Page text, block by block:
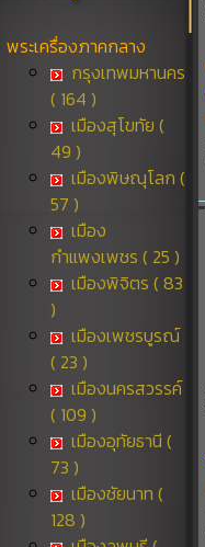
พระเครื่องภาคกลาง
กรุงเทพมหานคร
( 164 )
เมืองสุโขทัย (
49 )
เมืองพิษณุโลก (
57 )
เมือง
กำแพงเพชร ( 25 )
เมืองพิจิตร ( 83
)
เมืองเพชรบูรณ์
( 23 )
เมืองนครสวรรค์
( 109 )
เมืองอุทัยธานี (
73 )
เมืองชัยนาท (
128 )